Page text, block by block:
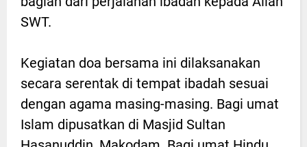
SWT.
Kegiatan doa bersama ini dilaksanakan
secara serentak di tempat ibadah sesuai
dengan agama masing-masing. Bagi umat
Islam dipusatkan di Masjid Sultan